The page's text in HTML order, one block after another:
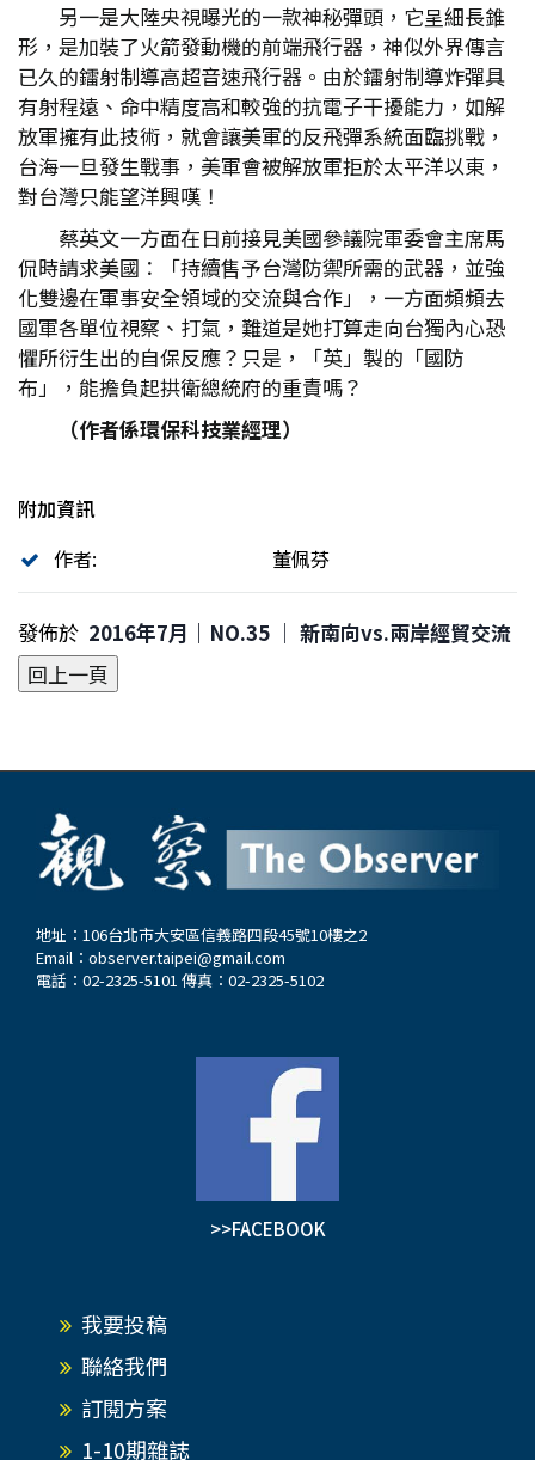
另一是大陸央視曝光的一款神秘彈頭，它呈細長錐
形，是加裝了火箭發動機的前端飛行器，神似外界傳言
已久的鐳射制導高超音速飛行器。由於鐳射制導炸彈具
有射程遠、命中精度高和較強的抗電子干擾能力，如解
放軍擁有此技術，就會讓美軍的反飛彈系統面臨挑戰，
台海一旦發生戰事，美軍會被解放軍拒於太平洋以東，
對台灣只能望洋興嘆！
蔡英文一方面在日前接見美國參議院軍委會主席馬
侃時請求美國：「持續售予台灣防禦所需的武器，並強
化雙邊在軍事安全領域的交流與合作」，一方面頻頻去
國軍各單位視察、打氣，難道是她打算走向台獨內心恐
懼所衍生出的自保反應？只是，「英」製的「國防
布」，能擔負起拱衛總統府的重責嗎？
（作者係環保科技業經理）
附加資訊
作者:
董佩芬
發佈於 2016年7月｜NO.35 │ 新南向vs.兩岸經貿交流
地址：106台北市大安區信義路四段45號10樓之2
Email： observer.taipei@gmail.com
電話：02-2325-5101 傳真：02-2325-5102
>>FACEBOOK
我要投稿
聯絡我們
訂閱方案
1-10期雜誌